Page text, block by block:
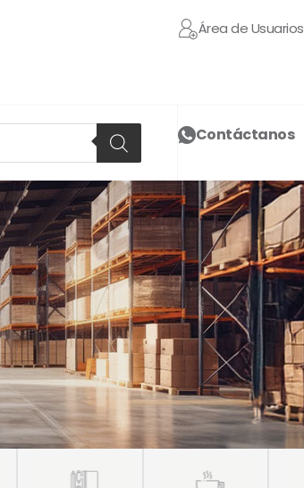
Área de Usuarios
Contáctanos